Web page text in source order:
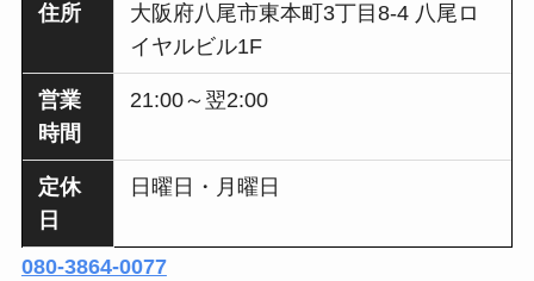
住所
大阪府八尾市東本町3丁目8-4 八尾ロ
イヤルビル1F
営業
時間
21:00～翌2:00
定休
日
日曜日・月曜日
080-3864-0077